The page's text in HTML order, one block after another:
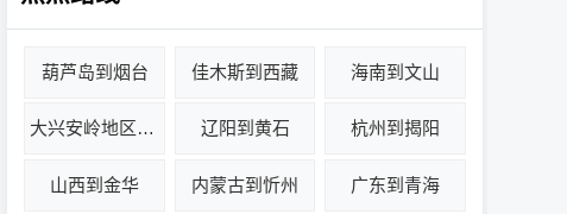
葫芦岛到烟台 佳木斯到西藏 海南到文山
大兴安岭地区到聊城 辽阳到黄石 杭州到揭阳
山西到金华 内蒙古到忻州 广东到青海